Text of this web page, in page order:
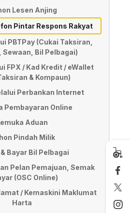
Lesen Anjing
Pintar Respons Rakyat
PBTPay (Cukai Taksiran,
Sewaan, Bil Pelbagai)
FPX / Kad Kredit / eWallet
& Kompaun)
Perbankan Internet
Pembayaran Online
Aduan
Pindah Milik
Bayar Bil Pelbagai
Pelan Pemajuan, Semak
(OSC Online)
/ Kemaskini Maklumat
Harta